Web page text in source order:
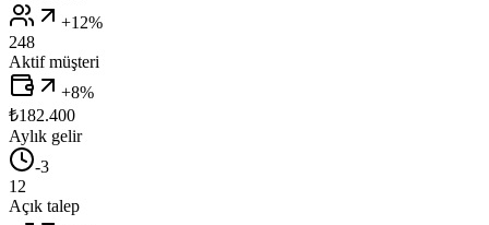
+12%
248
Aktif müşteri
+8%
₺182.400
Aylık gelir
-3
12
Açık talep